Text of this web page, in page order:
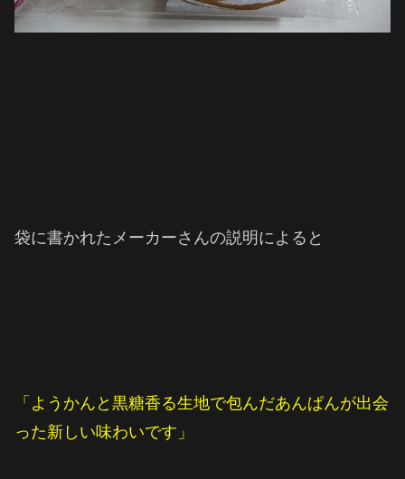
袋に書かれたメーカーさんの説明によると
「ようかんと黒糖香る生地で包んだあんぱんが出会
った新しい味わいです」